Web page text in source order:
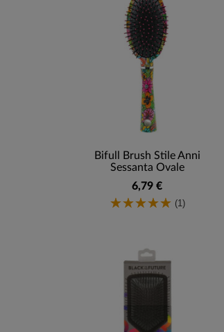
Bifull Brush Stile Anni
Sessanta Ovale
6,79 €
(1)